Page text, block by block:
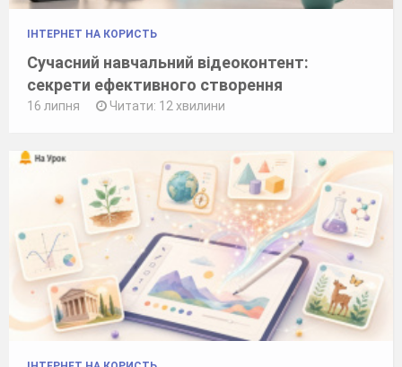
ІНТЕРНЕТ НА КОРИСТЬ
Сучасний навчальний відеоконтент:
секрети ефективного створення
16 липня Читати: 12 хвилини